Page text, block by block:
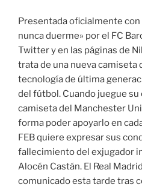
Presentada oficialmente con
nunca duerme» por el FC
Twitter y en las páginas de
trata de una nueva camiseta
tecnología de última
del fútbol. Cuando juegue
camiseta del Manchester
forma poder apoyarlo en
FEB quiere expresar sus
fallecimiento del exjugador
Alocén Castán. El Real
comunicado esta tarde tras